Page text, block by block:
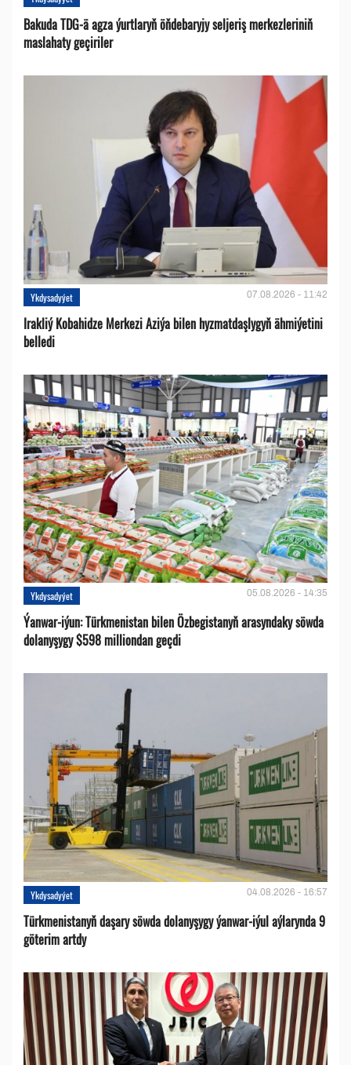
Bakuda TDG-ä agza ýurtlaryň öňdebaryjy seljeriş merkezleriniň
maslahaty geçiriler
Ykdysadyýet 07.08.2026 - 11:42
Irakliý Kobahidze Merkezi Aziýa bilen hyzmatdaşlygyň ähmiýetini
belledi
Ykdysadyýet 05.08.2026 - 14:35
Ýanwar-iýun: Türkmenistan bilen Özbegistanyň arasyndaky söwda
dolanyşygy $598 milliondan geçdi
Ykdysadyýet 04.08.2026 - 16:57
Türkmenistanyň daşary söwda dolanyşygy ýanwar-iýul aýlarynda 9
göterim artdy